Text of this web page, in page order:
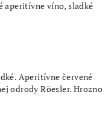
aperitívne víno, sladké
Aperitívne červené
odrody Röesler. Hrozno